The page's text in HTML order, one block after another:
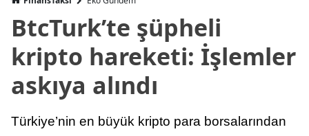
BtcTurk’te şüpheli
kripto hareketi: İşlemler
askıya alındı
Türkiye’nin en büyük kripto para borsalarından